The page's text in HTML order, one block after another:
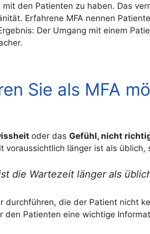
den Patienten zu haben. Das
Erfahrene MFA nennen
Der Umgang mit einem
Sie als MFA
oder das Gefühl, nicht
länger ist als üblich,
die Wartezeit länger als
durchführen, die der Patient nicht
Patienten eine wichtige